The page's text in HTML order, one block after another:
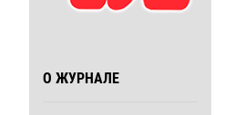
О ЖУРНАЛЕ